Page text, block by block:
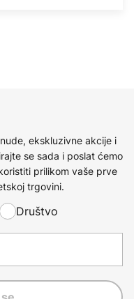
ekskluzivne akcije i
se sada i poslat ćemo
prilikom vaše prve
trgovini.
Društvo